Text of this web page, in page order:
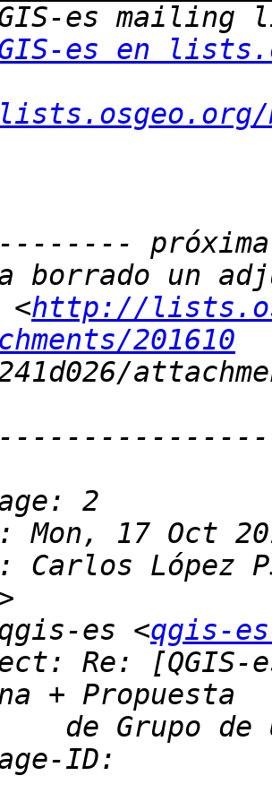
es en
<http://
201610
Carlos López
es <qgis-
Re: [QGIS-